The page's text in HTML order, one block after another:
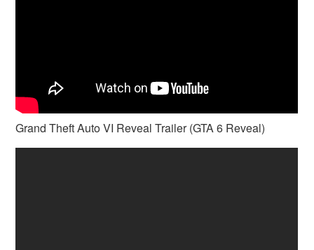
Grand Theft Auto VI Reveal Trailer (GTA 6 Reveal)